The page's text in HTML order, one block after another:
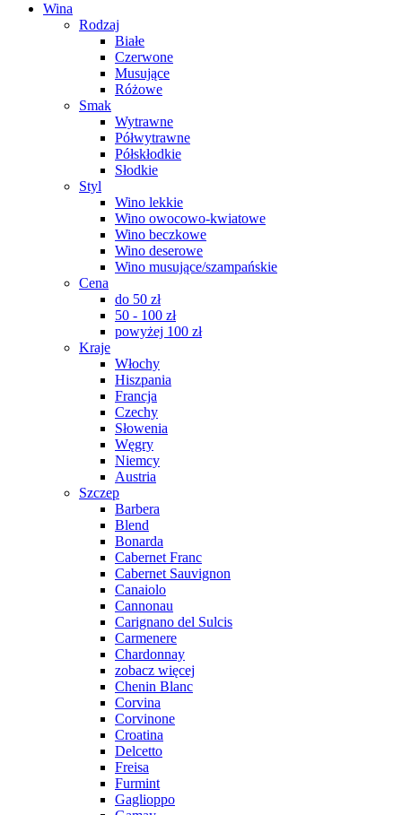
Wina
Rodzaj
Białe
Czerwone
Musujące
Różowe
Smak
Wytrawne
Półwytrawne
Półskłodkie
Słodkie
Styl
Wino lekkie
Wino owocowo-kwiatowe
Wino beczkowe
Wino deserowe
Wino musujące/szampańskie
Cena
do 50 zł
50 - 100 zł
powyżej 100 zł
Kraje
Włochy
Hiszpania
Francja
Czechy
Słowenia
Węgry
Niemcy
Austria
Szczep
Barbera
Blend
Bonarda
Cabernet Franc
Cabernet Sauvignon
Canaiolo
Cannonau
Carignano del Sulcis
Carmenere
Chardonnay
zobacz więcej
Chenin Blanc
Corvina
Corvinone
Croatina
Delcetto
Freisa
Furmint
Gaglioppo